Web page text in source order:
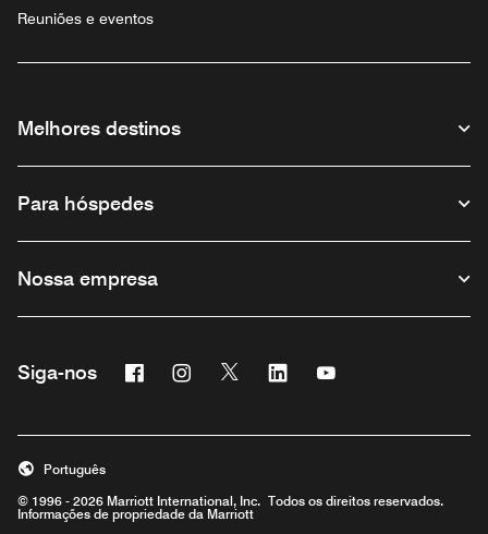
Reuniões e eventos
Melhores destinos
Para hóspedes
Nossa empresa
Siga-nos FacebookInstagram
Twitter Linkedin
© 1996 - 2026 Marriott International, Inc. Todos os direitos reservados.
Informações de propriedade da Marriott
Português